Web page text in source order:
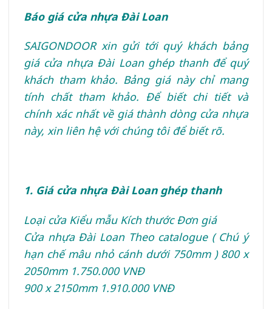
Báo giá cửa nhựa Đài Loan
SAIGONDOOR xin gửi tới quý khách bảng
giá cửa nhựa Đài Loan ghép thanh để quý
khách tham khảo. Bảng giá này chỉ mang
tính chất tham khảo. Để biết chi tiết và
chính xác nhất về giá thành dòng cửa nhựa
này, xin liên hệ với chúng tôi để biết rõ.
1. Giá cửa nhựa Đài Loan ghép thanh
Loại cửa Kiểu mẫu Kích thước Đơn giá
Cửa nhựa Đài Loan Theo catalogue ( Chú ý
hạn chế mâu nhỏ cánh dưới 750mm ) 800 x
2050mm 1.750.000 VNĐ
900 x 2150mm 1.910.000 VNĐ